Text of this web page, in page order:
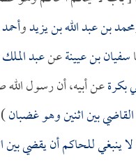
محمد بن عبد الله بن يزيدو
سفيان بن عيينةعنعبد
بكرةعن أبيه، أن رسول الله
بين اثنين وهو غضبان
لا ينبغي للحاكم أن يقضي بين